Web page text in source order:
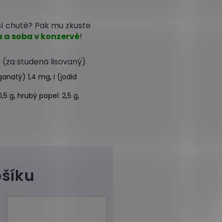
Pak mu zkuste
a soba v konzervě!
(za studena lisovaný)
1,4 mg, I (jodid
g, hrubý popel: 2,5 g,